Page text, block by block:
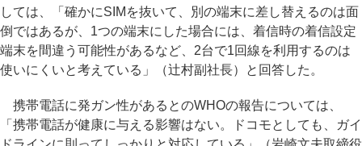
しては、「確かにSIMを抜いて、別の端末に差し替えるのは面
倒ではあるが、1つの端末にした場合には、着信時の着信設定
端末を間違う可能性があるなど、2台で1回線を利用するのは
使いにくいと考えている」（辻村副社長）と回答した。
携帯電話に発ガン性があるとのWHOの報告については、
「携帯電話が健康に与える影響はない。ドコモとしても、ガイ